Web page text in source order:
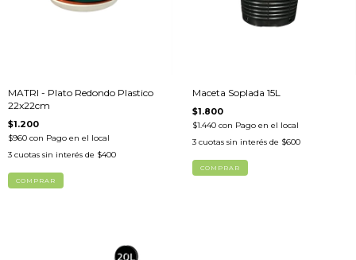
MATRI - Plato Redondo Plastico
22x22cm
$1.200
$960 con Pago en el local
3 cuotas sin interés de $400
Maceta Soplada 15L
$1.800
$1.440 con Pago en el local
3 cuotas sin interés de $600